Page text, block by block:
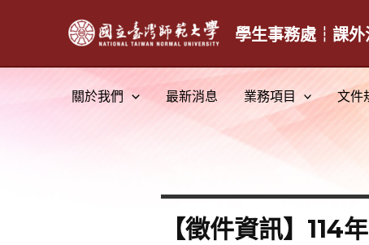
學生事務處┆課外
關於我們 最新消息 業務項目 文件
【徵件資訊】114